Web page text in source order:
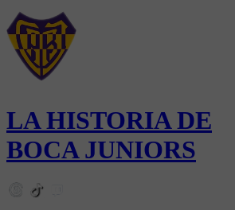
LA HISTORIA DE
BOCA JUNIORS